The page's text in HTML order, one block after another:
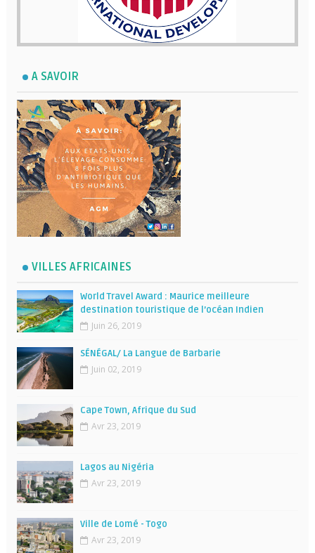
A SAVOIR
VILLES AFRICAINES
World Travel Award : Maurice meilleure
destination touristique de l’océan Indien
Juin 26, 2019
SÉNÉGAL/ La Langue de Barbarie
Juin 02, 2019
Cape Town, Afrique du Sud
Avr 23, 2019
Lagos au Nigéria
Avr 23, 2019
Ville de Lomé - Togo
Avr 23, 2019